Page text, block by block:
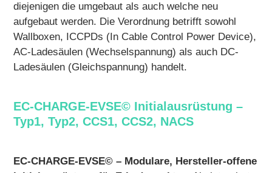
diejenigen die umgebaut als auch welche neu
aufgebaut werden. Die Verordnung betrifft sowohl
Wallboxen, ICCPDs (In Cable Control Power Device),
AC-Ladesäulen (Wechselspannung) als auch DC-
Ladesäulen (Gleichspannung) handelt.
EC-CHARGE-EVSE© Initialausrüstung –
Typ1, Typ2, CCS1, CCS2, NACS
EC-CHARGE-EVSE© – Modulare, Hersteller-offene